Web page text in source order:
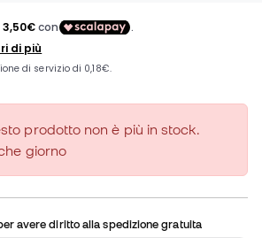
prodotto non è più in stock.
giorno
avere diritto alla spedizione gratuita